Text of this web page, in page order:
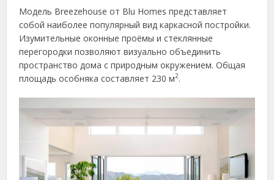
Модель Breezehouse от Blu Homes представляет
собой наиболее популярный вид каркасной постройки.
Изумительные оконные проёмы и стеклянные
перегородки позволяют визуально объединить
пространство дома с природным окружением. Общая
площадь особняка составляет 230 м2.